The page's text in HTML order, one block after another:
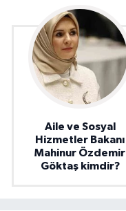
Aile ve Sosyal
Hizmetler Bakanı
Mahinur Özdemir
Göktaş kimdir?